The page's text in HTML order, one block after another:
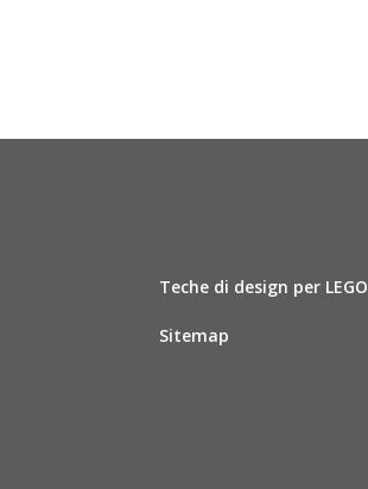
Teche di design per LEGO
Sitemap